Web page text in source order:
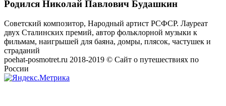
Родился Николай Павлович Будашкин
Советский композитор, Народный артист РСФСР. Лауреат
двух Сталинских премий, автор фольклорной музыки к
фильмам, наигрышей для баяна, домры, плясок, частушек и
страданий
poehat-posmotret.ru 2018-2019 © Сайт о путешествиях по
России